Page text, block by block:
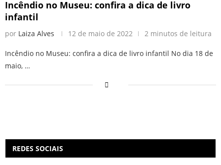
Incêndio no Museu: confira a dica de livro
infantil
por Laiza Alves 12 de maio de 2022 2 minutos de leitura
Incêndio no Museu: confira a dica de livro infantil No dia 18 de
maio, …
REDES SOCIAIS